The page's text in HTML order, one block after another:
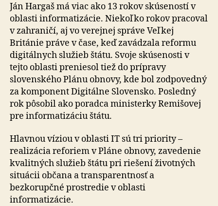
Ján Hargaš má viac ako 13 rokov skúseností v
oblasti informatizácie. Niekoľko rokov pracoval
v zahraničí, aj vo verejnej správe Veľkej
Británie práve v čase, keď zavádzala reformu
digitálnych služieb štátu. Svoje skúsenosti v
tejto oblasti preniesol tiež do prípravy
slovenského Plánu obnovy, kde bol zodpovedný
za komponent Digitálne Slovensko. Posledný
rok pôsobil ako poradca ministerky Remišovej
pre informatizáciu štátu.
Hlavnou víziou v oblasti IT sú tri priority –
realizácia reforiem v Pláne obnovy, zavedenie
kvalitných služieb štátu pri riešení životných
situácii občana a transparentnosť a
bezkorupčné prostredie v oblasti
informatizácie.